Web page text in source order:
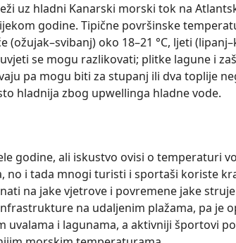
uz hladni Kanarski morski tok na
godine. Tipične površinske
(ožujak–svibanj) oko 18–21 °C, ljeti
se mogu razlikovati; plitke lagune i
pa mogu biti za stupanj ili dva toplije
hladnija zbog upwellinga hladne vode.
godine, ali iskustvo ovisi o temperaturi
no i tada mnogi turisti i sportaši koriste
na jake vjetrove i povremene jakе
na udaljenim plažama, pa je
uvalama i lagunama, a aktivniji športovi